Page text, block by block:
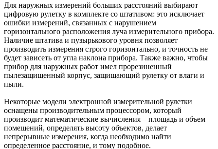
Для наружных измерений больших расстояний выбирают
цифровую рулетку в комплекте со штативом: это исключает
ошибки измерений, связанных с нарушением
горизонтального расположения луча измерительного прибора.
Наличие штатива и пузырькового уровня позволяет
производить измерения строго горизонтально, и точность не
будет зависеть от угла наклона прибора. Также важно, чтобы
прибор для наружных работ имел прорезиненный
пылезащищенный корпус, защищающий рулетку от влаги и
пыли.
Некоторые модели электронной измерительной рулетки
оснащены производительным процессором, который
производит математические вычисления – площадь и объем
помещений, определять высоту объектов, делает
непрерывные измерения, когда необходимо найти
определенное расстояние, и тому подобное.